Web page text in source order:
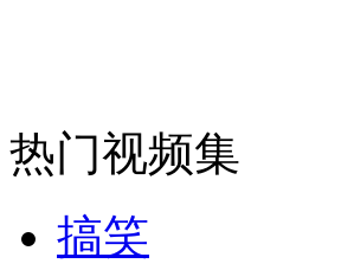
消防员救轻生者 花炮节热闹非凡
热门视频集
搞笑